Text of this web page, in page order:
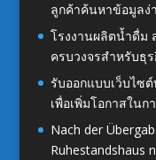
ลูกค้าค้นหาข้อมูลง่
โรงงานผลิตน้ำดื่ม
ครบวงจรสำหรับธุ
รับออกแบบเว็บไซ
เพื่อเพิ่มโอกาสในก
Nach der
Ruhestandshaus